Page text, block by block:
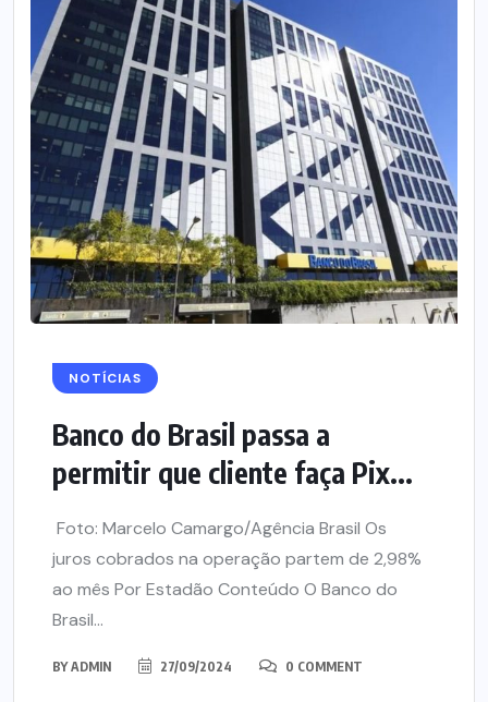
NOTÍCIAS
Banco do Brasil passa a
permitir que cliente faça Pix...
Foto: Marcelo Camargo/Agência Brasil Os
juros cobrados na operação partem de 2,98%
ao mês Por Estadão Conteúdo O Banco do
Brasil...
BYADMIN 27/09/2024 0 COMMENT